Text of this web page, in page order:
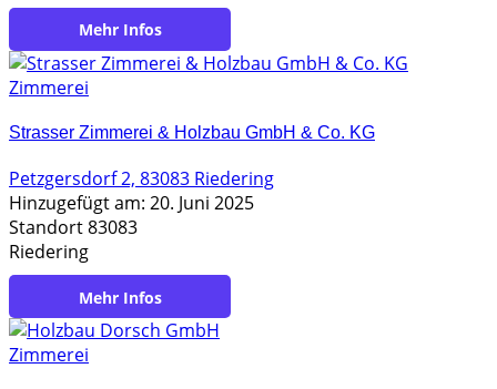
https://www.zimmerei-walther-pirna.de/
Zimmerei
Strasser Zimmerei & Holzbau GmbH & Co. KG
Petzgersdorf 2, 83083 Riedering
Hinzugefügt am: 20. Juni 2025
Standort 83083
Riedering
https://strasser-holzhaus.de/
Zimmerei